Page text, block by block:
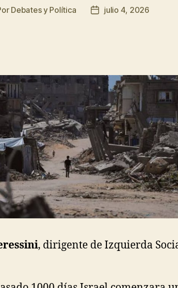
Debates y Política
Fechajulio 4, 2026
, dirigente de Izquierda